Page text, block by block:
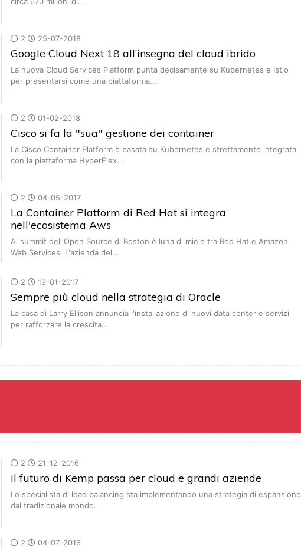
2 25-07-2018
Google Cloud Next 18 all’insegna del cloud ibrido
La nuova Cloud Services Platform punta decisamente su Kubernetes e Istio
per presentarsi come una piattaforma…
2 01-02-2018
Cisco si fa la "sua" gestione dei container
La Cisco Container Platform è basata su Kubernetes e strettamente integrata
con la piattaforma HyperFlex…
2 04-05-2017
La Container Platform di Red Hat si integra
nell'ecosistema Aws
Al summit dell'Open Source di Boston è luna di miele tra Red Hat e Amazon
Web Services. L'azienda del…
2 19-01-2017
Sempre più cloud nella strategia di Oracle
La casa di Larry Ellison annuncia l'installazione di nuovi data center e servizi
per rafforzare la crescita…
2 21-12-2016
Il futuro di Kemp passa per cloud e grandi aziende
Lo specialista di load balancing sta implementando una strategia di espansione
dal tradizionale mondo…
2 04-07-2016